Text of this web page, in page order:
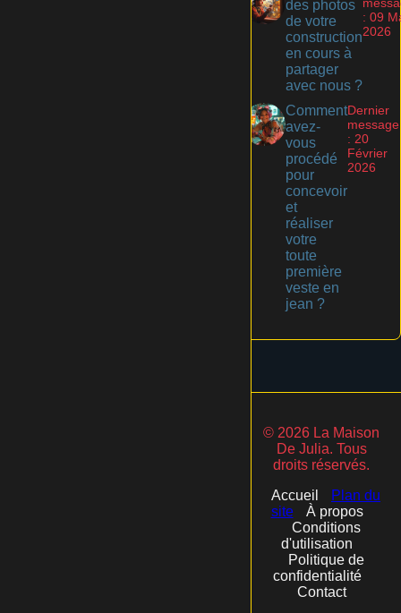
des photos
de votre
construction
en cours à
partager
avec nous ?
: 09
2026
Comment
avez-
vous
procédé
pour
concevoir
et
réaliser
votre
toute
première
veste en
jean ?
Dernier
message
: 20
Février
2026
© 2026 La Maison
De Julia. Tous
droits réservés.
Accueil
Plan du
site
À propos
Conditions
d'utilisation
Politique de
confidentialité
Contact